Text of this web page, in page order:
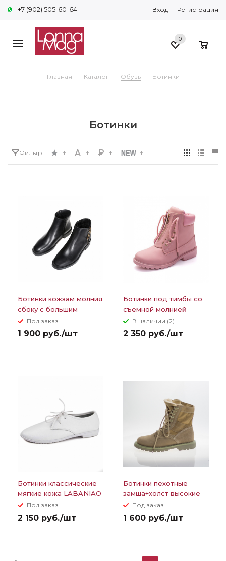
+7 (902) 505-60-64 Вход Регистрация
0
Главная - Каталог - Обувь - Ботинки
Ботинки
Фильтр
Ботинки кожзам молния
сбоку с большим
кольцом
Под заказ
1 900 руб./шт
Ботинки под тимбы со
съемной молнией
В наличии (2)
2 350 руб./шт
Ботинки классические
мягкие кожа LABANIAO
Под заказ
2 150 руб./шт
Ботинки пехотные
замша+холст высокие
Под заказ
1 600 руб./шт